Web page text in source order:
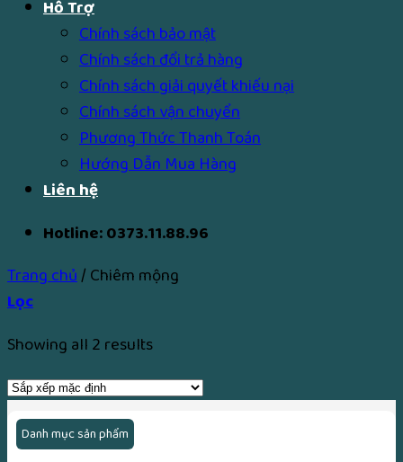
Hỗ Trợ
Chính sách bảo mật
Chính sách đổi trả hàng
Chính sách giải quyết khiếu nại
Chính sách vận chuyển
Phương Thức Thanh Toán
Hướng Dẫn Mua Hàng
Liên hệ
Hotline: 0373.11.88.96
Trang chủ/ Chiêm mộng
Lọc
Showing all 2 results
Danh mục sản phẩm